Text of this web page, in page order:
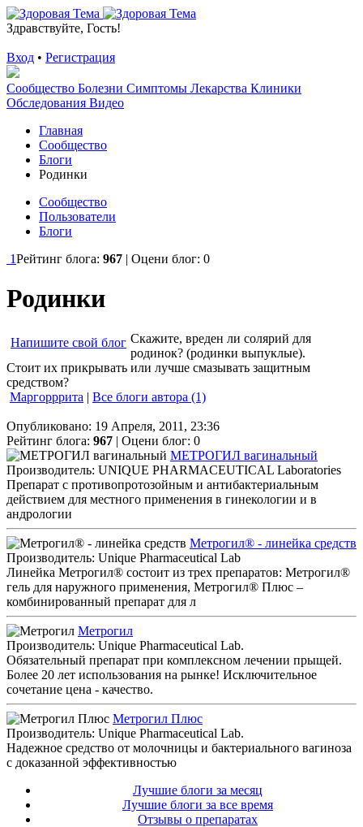
Здравствуйте, Гость!
Вход • Регистрация
Сообщество Болезни Симптомы Лекарства Клиники
Обследования Видео
Главная
Сообщество
Блоги
Родинки
Сообщество
Пользователи
Блоги
1Рейтинг блога: 967 | Оцени блог: 0
Родинки
Напишите свой блог Скажите, вреден ли солярий для
родинок? (родинки выпуклые).
Стоит их прикрывать или лучше смазывать защитным
средством?
Маргорррита | Все блоги автора (1)
Опубликовано: 19 Апреля, 2011, 23:36
Рейтинг блога: 967 | Оцени блог: 0
МЕТРОГИЛ вагинальный
Производитель: UNIQUE PHARMACEUTICAL Laboratories
Препарат с противопротозойным и антибактериальным
действием для местного применения в гинекологии и в
андрологии
Метрогил® - линейка средств
Производитель: Unique Pharmaceutical Lab
Линейка Метрогил® состоит из трех препаратов: Метрогил®
гель для наружного применения, Метрогил® Плюс –
комбинированный препарат для л
Метрогил
Производитель: Unique Pharmaceutical Lab.
Обязательный препарат при комплексном лечении прыщей.
Более 20 лет использования на рынке! Исключительное
сочетание цена - качество.
Метрогил Плюс
Производитель: Unique Pharmaceutical Lab.
Надежное средство от молочницы и бактериального вагиноза
с доказанной эффективностью
Лучшие блоги за месяц
Лучшие блоги за все время
Отзывы о препаратах